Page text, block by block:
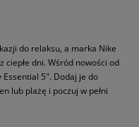
do relaksu, a marka Nike
dni. Wśród nowości od
5". Dodaj je do
lub plażę i poczuj w pełni